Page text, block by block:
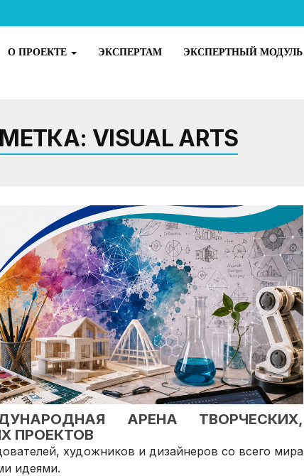
О ПРОЕКТЕ ЭКСПЕРТАМ ЭКСПЕРТНЫЙ МОДУЛЬ
МЕТКА: VISUAL ARTS
АРЕНА ТВОРЧЕСКИХ,
ПРОЕКТОВ
художников и дизайнеров со всего мира
идеями.